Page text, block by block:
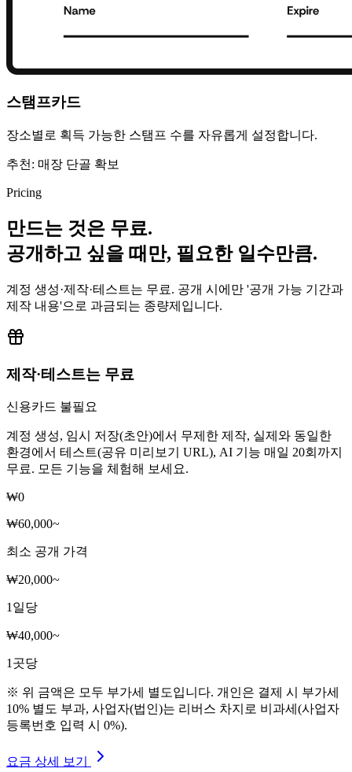
스탬프카드
장소별로 획득 가능한 스탬프 수를 자유롭게 설정합니다.
추천: 매장 단골 확보
Pricing
만드는 것은 무료.
공개하고 싶을 때만, 필요한 일수만큼.
계정 생성·제작·테스트는 무료. 공개 시에만 '공개 가능 기간과
제작 내용'으로 과금되는 종량제입니다.
제작·테스트는 무료
신용카드 불필요
계정 생성, 임시 저장(초안)에서 무제한 제작, 실제와 동일한
환경에서 테스트(공유 미리보기 URL), AI 기능 매일 20회까지
무료. 모든 기능을 체험해 보세요.
₩0
₩60,000~
최소 공개 가격
₩20,000~
1일당
₩40,000~
1곳당
※ 위 금액은 모두 부가세 별도입니다. 개인은 결제 시 부가세
10% 별도 부과, 사업자(법인)는 리버스 차지로 비과세(사업자
등록번호 입력 시 0%).
요금 상세 보기